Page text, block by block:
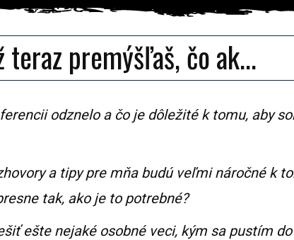
teraz premýšľaš, čo ak...
odznelo a čo je dôležité k tomu, aby
a tipy pre mňa budú veľmi náročné k
tak, ako je to potrebné?
ešte nejaké osobné veci, kým sa pustím